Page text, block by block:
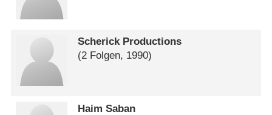
Scherick Productions
(2 Folgen, 1990)
Haim Saban